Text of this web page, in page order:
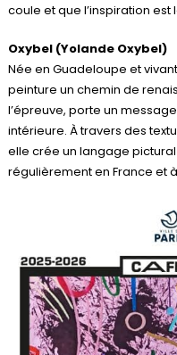
coule et que l’inspiration est
Oxybel (Yolande Oxybel)
Née en Guadeloupe et
peinture un chemin de
l’épreuve, porte un
intérieure. À travers des
elle crée un langage
régulièrement en France et